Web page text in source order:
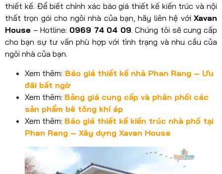
thiết kế. Để biết chính xác báo giá thiết kế kiến trúc và nội
thất trọn gói cho ngôi nhà của bạn, hãy liên hệ với Xavan
House – Hotline: 0969 74 04 09. Chúng tôi sẽ cung cấp
cho bạn sự tư vấn phù hợp với tình trạng và nhu cầu của
ngôi nhà của bạn.
Xem thêm: Báo giá thiết kế nhà Phan Rang – Ưu
đãi bất ngờ
Xem thêm: Bảng giá cung cấp và phân phối các
sản phẩm bê tông khí áp
Xem thêm: Báo giá thiết kế kiến trúc nhà phố tại
Phan Rang – Xây dựng Xavan House